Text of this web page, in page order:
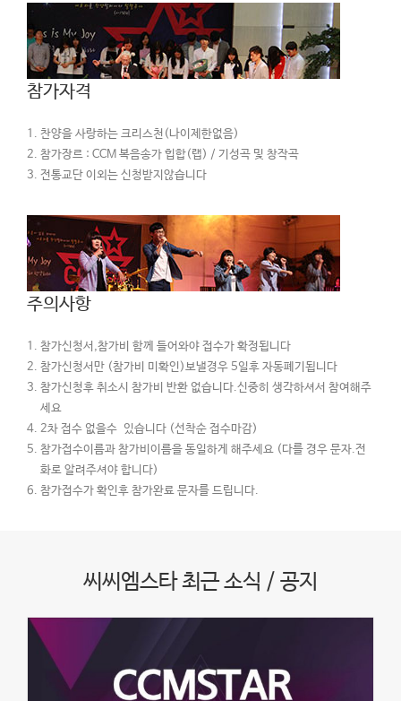
참가자격
찬양을 사랑하는 크리스천(나이제한없음)
참가장르 : CCM 복음송가 힙합(랩) / 기성곡 및 창작곡
전통교단 이외는 신청받지않습니다
주의사항
참가신청서,참가비 함께 들어와야 접수가 확정됩니다
참가신청서만 (참가비 미확인)보낼경우 5일후 자동폐기됩니다
참가신청후 취소시 참가비 반환 없습니다.신중히 생각하셔서 참여해주
세요
2차 접수 없을수 있습니다 (선착순 접수마감)
참가접수이름과 참가비이름을 동일하게 해주세요 (다를 경우 문자.전
화로 알려주셔야 합니다)
참가접수가 확인후 참가완료 문자를 드립니다.
씨씨엠스타 최근 소식 / 공지